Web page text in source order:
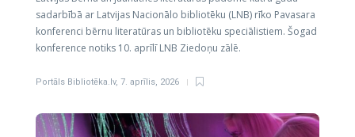
sadarbībā ar Latvijas Nacionālo bibliotēku (LNB) rīko Pavasara
konferenci bērnu literatūras un bibliotēku speciālistiem. Šogad
konference notiks 10. aprīlī LNB Ziedoņu zālē.
Portāls Bibliotēka.lv, 7. aprīlis, 2026